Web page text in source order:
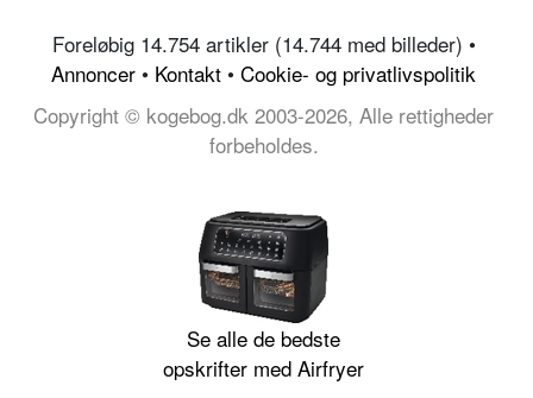
Foreløbig 14.754 artikler (14.744 med billeder) •
Annoncer • Kontakt • Cookie- og privatlivspolitik
Copyright © kogebog.dk 2003-2026, Alle rettigheder
forbeholdes.
Se alle de bedste
opskrifter med Airfryer